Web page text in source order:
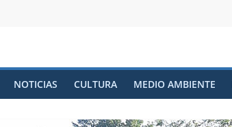
NOTICIAS CULTURA MEDIO AMBIENTE